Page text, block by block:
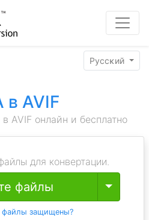
Pyccĸий
в AVIF
AVIF онлайн и бесплатно
для конвертации.
файлы Toggle
файлы защищены?